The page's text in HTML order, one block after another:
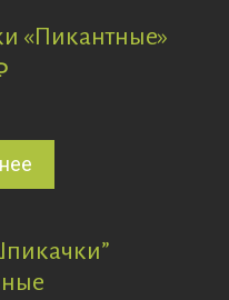
«Пикантные»